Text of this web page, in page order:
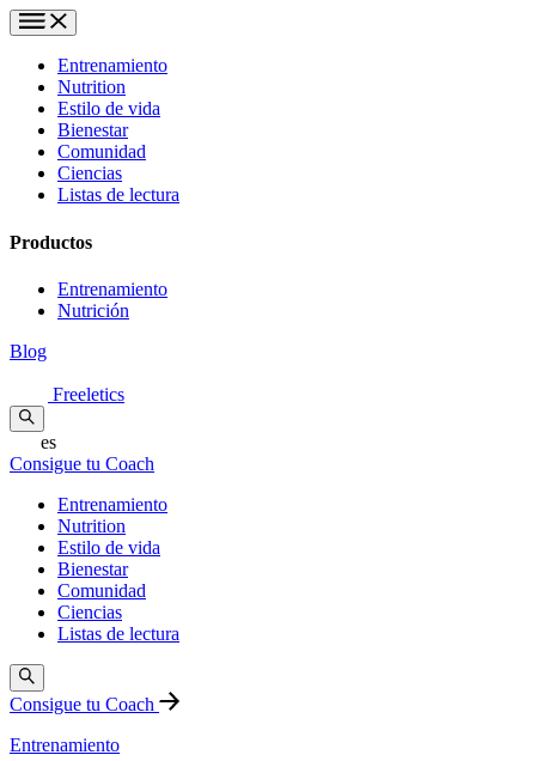
Entrenamiento
Nutrition
Estilo de vida
Bienestar
Comunidad
Ciencias
Listas de lectura
Productos
Entrenamiento
Nutrición
Blog
Freeletics
es
Consigue tu Coach
Entrenamiento
Nutrition
Estilo de vida
Bienestar
Comunidad
Ciencias
Listas de lectura
Consigue tu Coach
Entrenamiento